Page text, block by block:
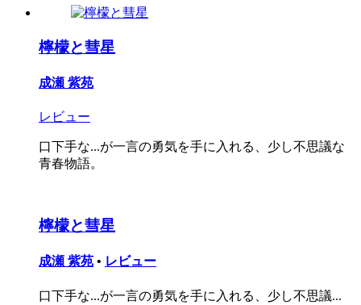
檸檬と彗星
成瀬 紫苑
レビュー
口下手な...が一言の勇気を手に入れる、少し不思議な
青春物語。
檸檬と彗星
成瀬 紫苑 • レビュー
口下手な...が一言の勇気を手に入れる、少し不思議...